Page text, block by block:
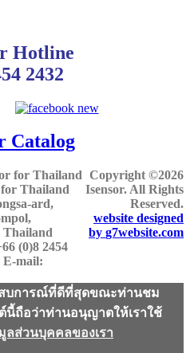
Hotline
2432
Catalog
for Thailand
Thailand
ard,
(0)8 2454
E-mail:
Copyright ©2026
Isensor. All Rights
Reserved.
website designed
by g7website.com
สบการณ์ที่ดีที่สุดขณะท่านชม
ต์นี้ถือว่าท่านอนุญาตให้เราใช้
ส่วนบุคคลของเรา